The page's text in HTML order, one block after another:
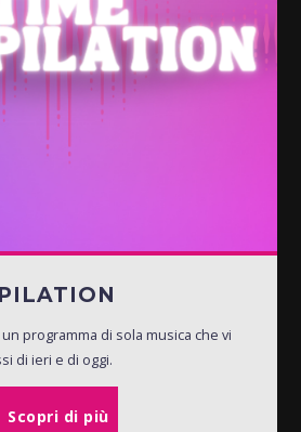
programma di sola musica che vi
di ieri e di oggi.
Scopri di più